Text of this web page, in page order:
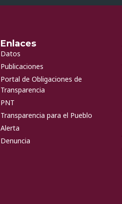
Enlaces
Datos
Publicaciones
Portal de Obligaciones de
Transparencia
PNT
Transparencia para el Pueblo
Alerta
Denuncia